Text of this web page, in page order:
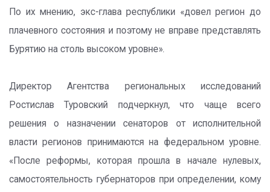
По их мнению, экс-глава республики «довел регион до
плачевного состояния и поэтому не вправе представлять
Бурятию на столь высоком уровне».
Директор Агентства региональных исследований
Ростислав Туровский подчеркнул, что чаще всего
решения о назначении сенаторов от исполнительной
власти регионов принимаются на федеральном уровне.
«После реформы, которая прошла в начале нулевых,
самостоятельность губернаторов при определении, кому